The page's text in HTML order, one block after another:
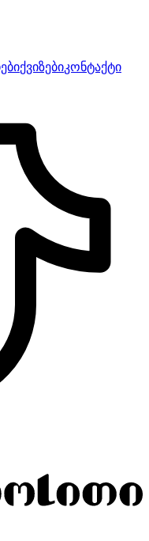
ქვიზებიკონტაქტი